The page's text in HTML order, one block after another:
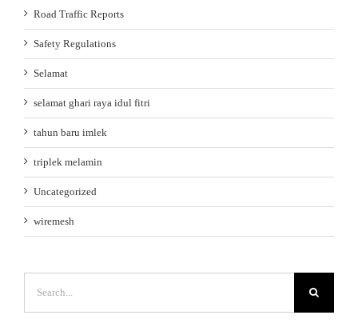
Road Traffic Reports
Safety Regulations
Selamat
selamat ghari raya idul fitri
tahun baru imlek
triplek melamin
Uncategorized
wiremesh
for: